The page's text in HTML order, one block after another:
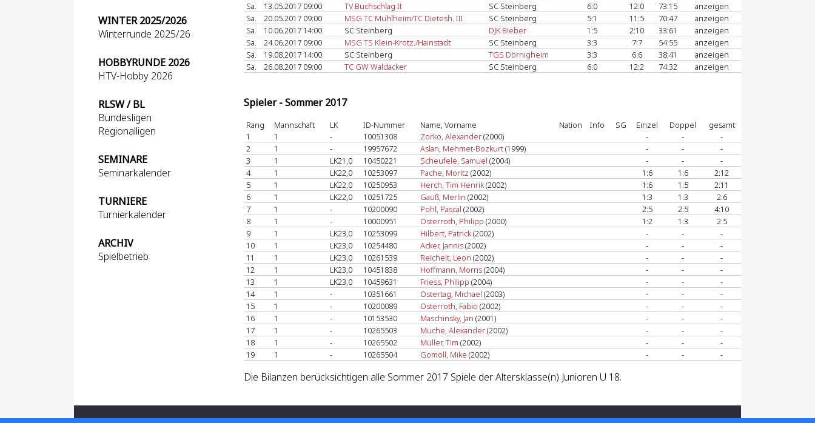
WINTER 2025/2026
Winterrunde 2025/26
HOBBYRUNDE 2026
HTV-Hobby 2026
RLSW / BL
Bundesligen
Regionalligen
SEMINARE
Seminarkalender
TURNIERE
Turnierkalender
ARCHIV
Spielbetrieb
Sa.
13.05.2017 09:00 TV Buchschlag II SC Steinberg 6:0 12:0 73:15
anzeigen
Sa.
20.05.2017 09:00 MSG TC Mühlheim/TC Dietesh. III SC Steinberg 5:1 11:5 70:47
anzeigen
Sa.
10.06.2017 14:00 SC Steinberg DJK Bieber 1:5 2:10 33:61
anzeigen
Sa.
24.06.2017 09:00 MSG TS Klein-Krotz./Hainstadt SC Steinberg 3:3 7:7 54:55
anzeigen
Sa.
19.08.2017 14:00 SC Steinberg TGS Dörnigheim 3:3 6:6 38:41
anzeigen
Sa.
26.08.2017 09:00 TC GW Waldacker SC Steinberg 6:0 12:2 74:32 anzeigen
Spieler - Sommer 2017
Rang Mannschaft LK ID-Nummer Name, Vorname Nation Info SG Einzel Doppel
gesamt
1
1 - 10051308 Zorko, Alexander(2000) - -
-
2
1 - 19957672 Aslan, Mehmet-Bozkurt(1999) - -
-
3
1 LK21,0 10450221 Scheufele, Samuel (2004) - -
-
4
1 LK22,0 10253097 Pache, Moritz (2002) 1:6 1:6
2:12
5
1 LK22,0 10250953 Herch, Tim Henrik(2002) 1:6 1:5
2:11
6
1 LK22,0 10251725 Gauß, Merlin (2002) 1:3 1:3
2:6
7
1 - 10200090 Pohl, Pascal (2002) 2:5 2:5
4:10
8
1 - 10000951 Osterroth, Philipp (2000) 1:2 1:3
2:5
9
1 LK23,0 10253099 Hilbert, Patrick(2002) - -
-
10
1 LK23,0 10254480 Acker, Jannis(2002) - -
-
11
1 LK23,0 10261539 Reichelt, Leon (2002) - -
-
12
1 LK23,0 10451838 Hoffmann, Morris(2004) - -
-
13
1 LK23,0 10459631 Friess, Philipp (2004) - -
-
14
1 - 10351661 Ostertag, Michael (2003) - -
-
15
1 - 10200089 Osterroth, Fabio (2002) - -
-
16
1 - 10153530 Maschinsky, Jan (2001) - -
-
17
1 - 10265503 Muche, Alexander(2002) - -
-
18
1 - 10265502 Müller, Tim (2002) - -
-
19
1 - 10265504 Gomoll, Mike (2002) - - -
Die Bilanzen berücksichtigen alle Sommer 2017 Spiele der Altersklasse(n) Junioren U 18.